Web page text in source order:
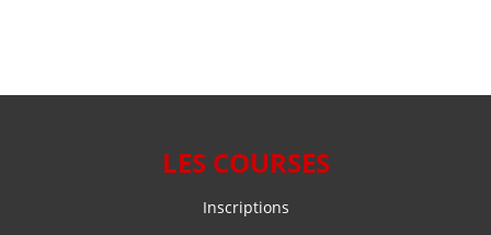
LES COURSES
Inscriptions